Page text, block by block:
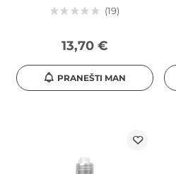
19
13,70 €
PRANEŠTI MAN